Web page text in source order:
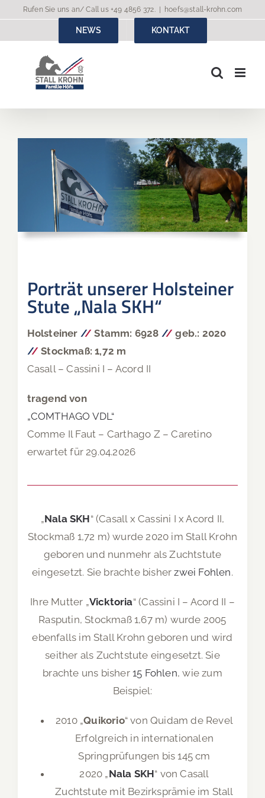
springen
Rufen Sie uns an/ Call us+49 4856 372. hoefs@stall-krohn.com
NEWS KONTAKT
Porträt unserer Holsteiner
Stute „Nala SKH“
Holsteiner // Stamm: 6928 // geb.: 2020
//Stockmaß: 1,72 m
Casall – Cassini I – Acord II
tragend von
„COMTHAGO VDL“
Comme Il Faut – Carthago Z – Caretino
erwartet für 29.04.2026
„Nala SKH“ (Casall x Cassini I x Acord II,
Stockmaß 1,72 m) wurde 2020 im Stall Krohn
geboren und nunmehr als Zuchtstute
eingesetzt. Sie brachte bisherzwei Fohlen.
Ihre Mutter „Vicktoria“ (Cassini I – Acord II –
Rasputin, Stockmaß 1,67 m) wurde 2005
ebenfalls im Stall Krohn geboren und wird
seither als Zuchtstute eingesetzt. Sie
brachte uns bisher15 Fohlen, wie zum
Beispiel:
2010 „Quikorio“ von Quidam de Revel
Erfolgreich in internationalen
Springprüfungen bis 145 cm
2020 „Nala SKH“ von Casall
Zuchtstute mit Bezirksprämie im Stall